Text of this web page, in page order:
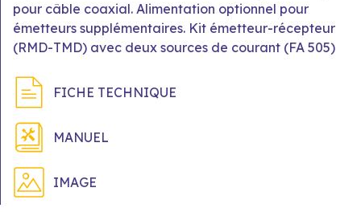
pour câble coaxial. Alimentation optionnel pour
émetteurs supplémentaires. Kit émetteur-récepteur
(RMD-TMD) avec deux sources de courant (FA 505)
FICHE TECHNIQUE
MANUEL
IMAGE